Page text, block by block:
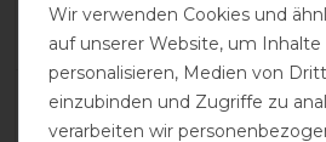
5/5
product
Wir verwenden Cookies und
auf unserer Website, um
personalisieren, Medien von
einzubinden und Zugriffe zu
verarbeiten wir